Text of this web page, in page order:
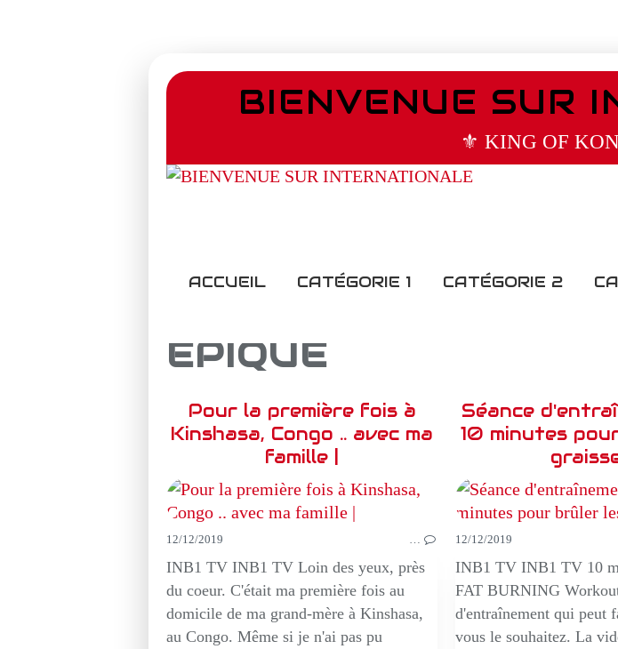
BIENVENUE SUR
⚜️ KING OF
ACCUEIL CATÉGORIE 1 CATÉGORIE 2
EPIQUE
Pour la première fois à
Kinshasa, Congo .. avec ma
famille |
TV
12/12/2019
INB1 TV INB1 TV Loin des yeux, près
du coeur. C'était ma première fois au
domicile de ma grand-mère à Kinshasa,
au Congo. Même si je n'ai pas pu
Séance
10 minutes
12/12/2019
INB1 TV INB1 TV 10
FAT BURNING
d'entraînement qui peut
vous le souhaitez. La